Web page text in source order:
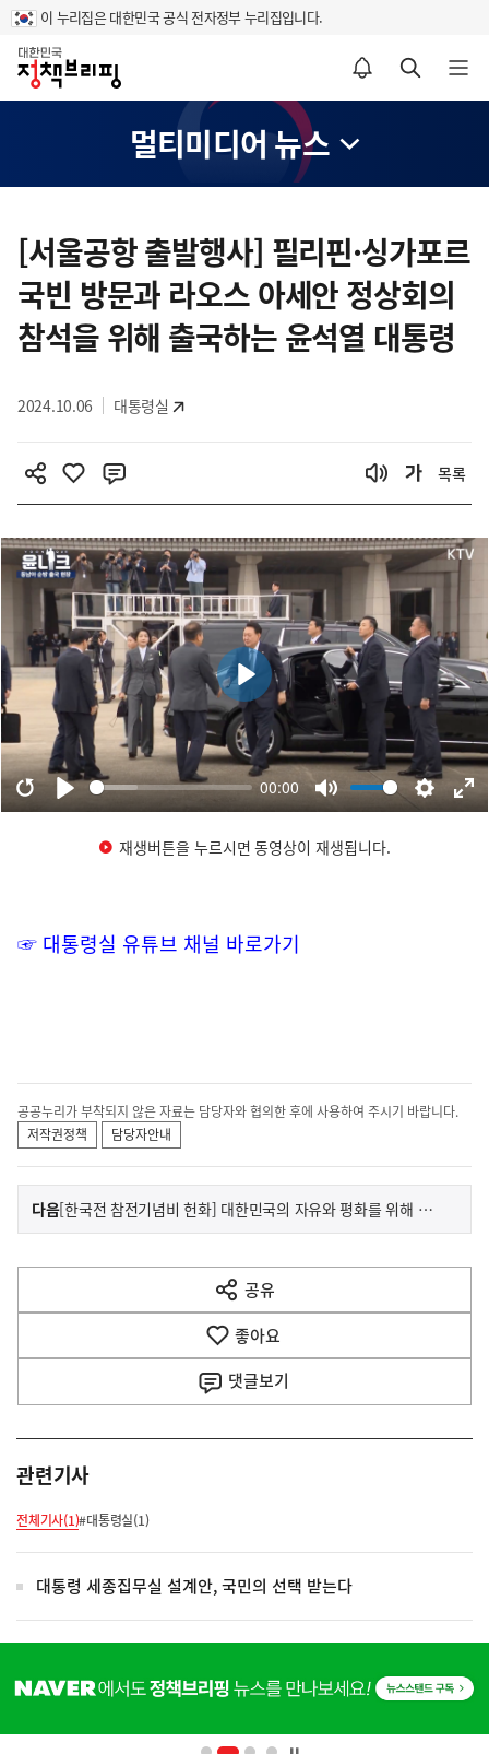
이 누리집은 대한민국 공식 전자정부 누리집입니다.
홈
알림설정 바로가기 검색 바로가기 메뉴 열기
멀티미디어 뉴스
텐
츠
영
역
[서울공항 출발행사] 필리핀·싱가포르
국빈 방문과 라오스 아세안 정상회의
참석을 위해 출국하는 윤석열 대통령
2024.10.06 대통령실
목록
재생버튼을 누르시면 동영상이 재생됩니다.
☞ 대통령실 유튜브 채널 바로가기
공공누리가 부착되지 않은 자료는 담당자와 협의한 후에 사용하여 주시기 바랍니다.
저작권정책
담당자안내
이
전
다
음
다음기
사
[한국전 참전기념비 헌화] 대한민국의 자유와 평화를 위해 목숨을 바친 용사들! 영원히 잊지 않고 기억하겠습니다
공유
열
기
좋아요
댓글보기
관련기사
전체기사(1)#대통령실(1)
대통령 세종집무실 설계안, 국민의 선택 받는다
단
배